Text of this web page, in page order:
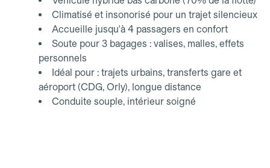
Climatisé et insonorisé pour un trajet silencieux
Accueille jusqu'à 4 passagers en confort
Soute pour 3 bagages : valises, malles, effets
personnels
Idéal pour : trajets urbains, transferts gare et
aéroport (CDG, Orly), longue distance
Conduite souple, intérieur soigné